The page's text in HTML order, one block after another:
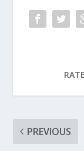
PREVIOUS